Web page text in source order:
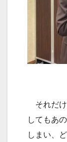
それだけ
してもあ
しまい、